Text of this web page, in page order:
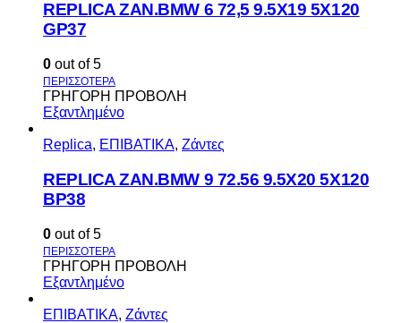
REPLICA ZAN.BMW 6 72,5 9.5X19 5X120
GP37
0 out of 5
ΓΡΗΓΟΡΗ ΠΡΟΒΟΛΗ
Εξαντλημένο
Replica, ΕΠΙΒΑΤΙΚΑ, Ζάντες
REPLICA ZAN.BMW 9 72.56 9.5X20 5X120
BP38
0 out of 5
ΓΡΗΓΟΡΗ ΠΡΟΒΟΛΗ
Εξαντλημένο
ΕΠΙΒΑΤΙΚΑ, Ζάντες